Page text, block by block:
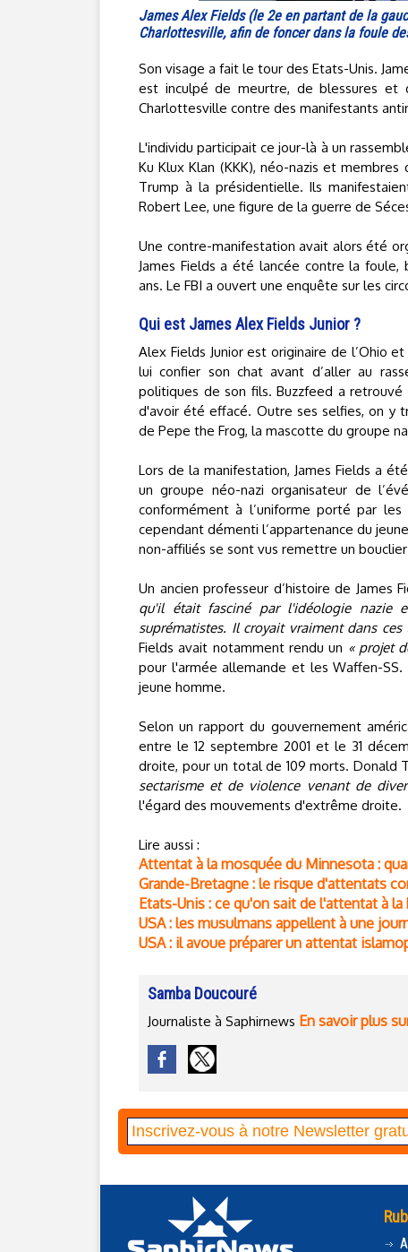
James Alex Fields (le 2e en partant de la
Charlottesville, afin de foncer dans la foule
Son visage a fait le tour des Etats-Unis.
est inculpé de meurtre, de blessures et
Charlottesville contre des manifestants
L'individu participait ce jour-là à un
Ku Klux Klan (KKK), néo-nazis et
Trump à la présidentielle. Ils
Robert Lee, une figure de la guerre de
Une contre-manifestation avait alors été
James Fields a été lancée contre la
ans. Le FBI a ouvert une enquête sur les
Qui est James Alex Fields Junior ?
Alex Fields Junior est originaire de l’Ohio
lui confier son chat avant d’aller au
politiques de son fils. Buzzfeed a
d'avoir été effacé. Outre ses selfies, on y
de Pepe the Frog, la mascotte du groupe
Lors de la manifestation, James Fields a
un groupe néo-nazi organisateur de
conformément à l’uniforme porté par les
cependant démenti l’appartenance du
non-affiliés se sont vus remettre un bouclier
Un ancien professeur d’histoire de James
qu'il était fasciné par l'idéologie nazie
suprématistes. Il croyait vraiment dans ces
Fields avait notamment rendu un « projet
pour l'armée allemande et les Waffen-SS.
jeune homme.
Selon un rapport du gouvernement
entre le 12 septembre 2001 et le 31
droite, pour un total de 109 morts. Donald
sectarisme et de violence venant de
l'égard des mouvements d'extrême droite.
Lire aussi :
Attentat à la mosquée du Minnesota :
Grande-Bretagne : le risque d'attentats
Etats-Unis : ce qu'on sait de l'attentat à
USA : les musulmans appellent à une
USA : il avoue préparer un attentat
Samba Doucouré
Journaliste à Saphirnews En savoir plus